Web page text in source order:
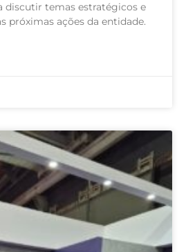
discutir temas estratégicos e
próximas ações da entidade.